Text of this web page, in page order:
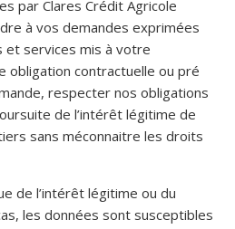
par Clares Crédit Agricole
à vos demandes exprimées
et services mis à votre
obligation contractuelle ou pré
respecter nos obligations
de l’intérêt légitime de
sans méconnaitre les droits
de l’intérêt légitime ou du
les données sont susceptibles